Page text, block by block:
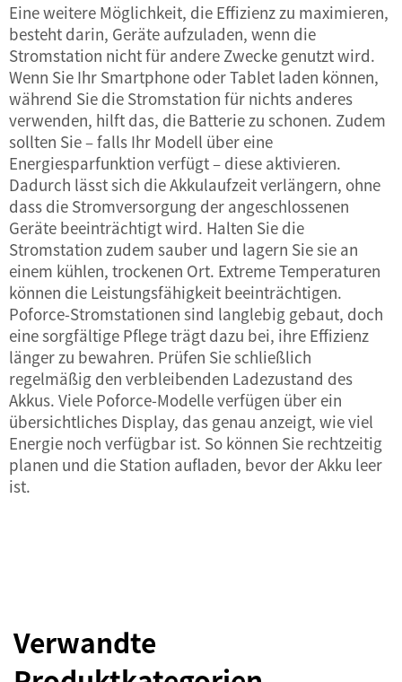
Eine weitere Möglichkeit, die Effizienz zu maximieren,
besteht darin, Geräte aufzuladen, wenn die
Stromstation nicht für andere Zwecke genutzt wird.
Wenn Sie Ihr Smartphone oder Tablet laden können,
während Sie die Stromstation für nichts anderes
verwenden, hilft das, die Batterie zu schonen. Zudem
sollten Sie – falls Ihr Modell über eine
Energiesparfunktion verfügt – diese aktivieren.
Dadurch lässt sich die Akkulaufzeit verlängern, ohne
dass die Stromversorgung der angeschlossenen
Geräte beeinträchtigt wird. Halten Sie die
Stromstation zudem sauber und lagern Sie sie an
einem kühlen, trockenen Ort. Extreme Temperaturen
können die Leistungsfähigkeit beeinträchtigen.
Poforce-Stromstationen sind langlebig gebaut, doch
eine sorgfältige Pflege trägt dazu bei, ihre Effizienz
länger zu bewahren. Prüfen Sie schließlich
regelmäßig den verbleibenden Ladezustand des
Akkus. Viele Poforce-Modelle verfügen über ein
übersichtliches Display, das genau anzeigt, wie viel
Energie noch verfügbar ist. So können Sie rechtzeitig
planen und die Station aufladen, bevor der Akku leer
ist.
Verwandte